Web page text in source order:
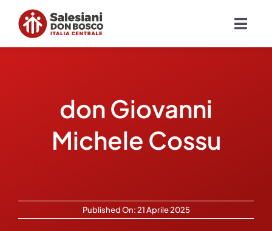
contenuto
Blog
don Giovanni
Michele Cossu
Published On: 21 Aprile 2025